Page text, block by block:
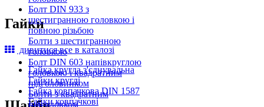
Болт DIN 933 з
шестигранною головкою і
повною різьбою
Болти з шестигранною
головкою
Болт DIN 603 напівкруглою
головкою і квадратним
підголовником
Болти з квадратним
підголовком
Гайки
дивитися все в каталозі
Гайка кругла з'єднувальна
Гайки круглі
Гайка ковпачкова DIN 1587
Гайки ковпачкові